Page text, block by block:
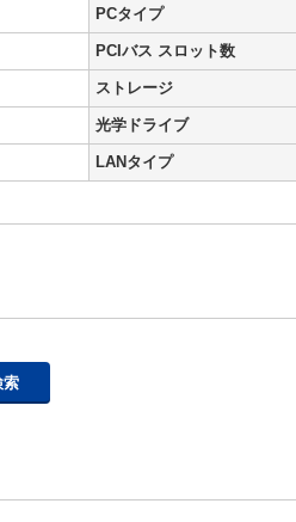
PCタイプ
PCIバス スロット数
ストレージ
光学ドライブ
LANタイプ
索